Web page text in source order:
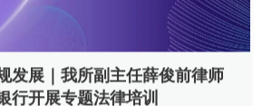
发展｜我所副主任薛俊前律师
行开展专题法律培训